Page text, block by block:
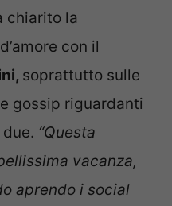
chiarito la
con il
soprattutto sulle
gossip riguardanti
“Questa
vacanza,
aprendo i social